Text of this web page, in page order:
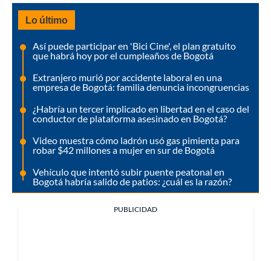
Lo último
Así puede participar en 'Bici Cine', el plan gratuito
que habrá hoy por el cumpleaños de Bogotá
Extranjero murió por accidente laboral en una
empresa de Bogotá: familia denuncia incongruencias
¿Habría un tercer implicado en libertad en el caso del
conductor de plataforma asesinado en Bogotá?
Video muestra cómo ladrón usó gas pimienta para
robar $42 millones a mujer en sur de Bogotá
Vehículo que intentó subir puente peatonal en
Bogotá habría salido de patios: ¿cuál es la razón?
PUBLICIDAD